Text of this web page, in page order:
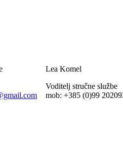
Lea Komel
Voditelj stručne službe
mob: +385 (0)99